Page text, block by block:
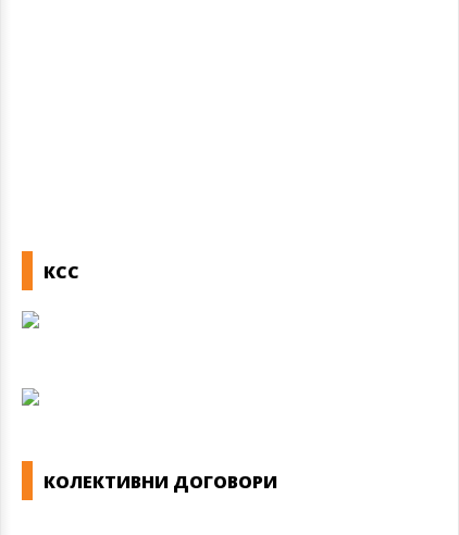
КСС
КОЛЕКТИВНИ ДОГОВОРИ